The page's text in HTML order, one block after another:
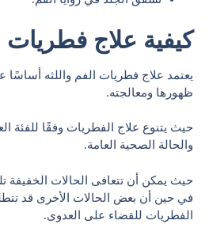
كيفية علاج فطريات
يعتمد علاج فطريات الفم واللثه أساسًا
ظهورها ومعالجته.
حيث يتنوع علاج الفطريات وفقًا للفئة
والحالة الصحية العامة.
حيث يمكن أن تتعافى الحالات الخفيفة
في حين أن بعض الحالات الأخرى قد
الفطريات للقضاء على العدوى.